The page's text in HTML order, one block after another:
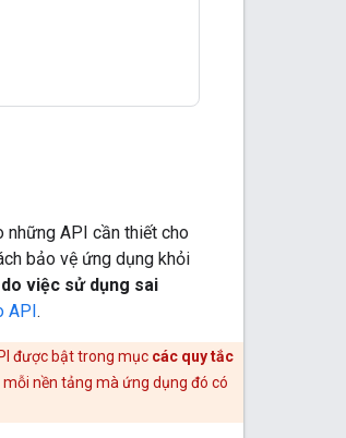
những API cần thiết cho
bảo vệ ứng dụng khỏi
việc sử dụng sai
API.
được bật trong mục các quy tắc
nền tảng mà ứng dụng đó có